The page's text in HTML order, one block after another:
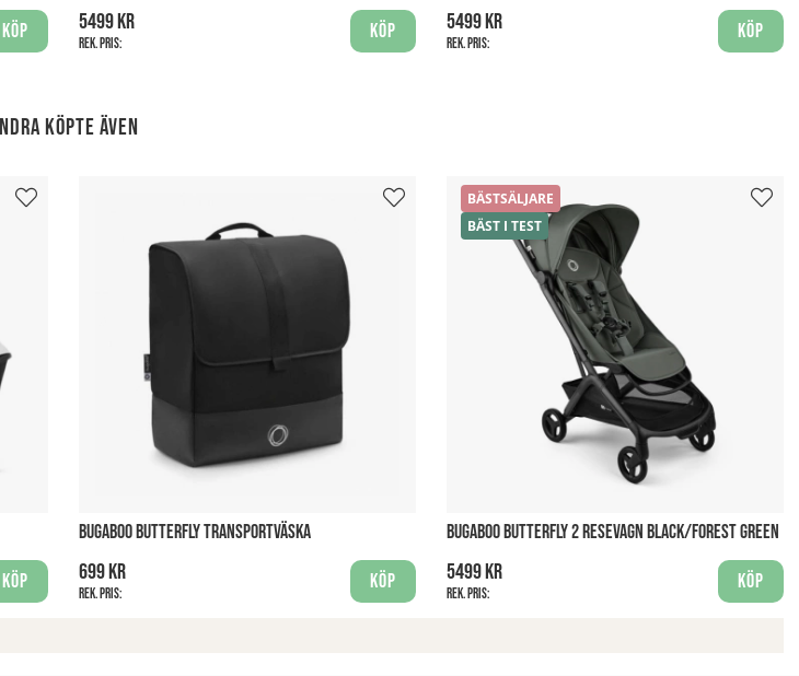
Köp 5499 kr
Rek. pris:
Köp 5499 kr
Rek. pris:
Köp
köpte även
Köp
BUGABOO BUTTERFLY TRANSPORTVÄSKA
699 kr
Rek. pris:
Köp
BÄSTSÄLJARE
BÄST I TEST
BUGABOO BUTTERFLY 2 RESEVAGN BLACK/FOREST GREEN
5499 kr
Rek. pris:
Köp